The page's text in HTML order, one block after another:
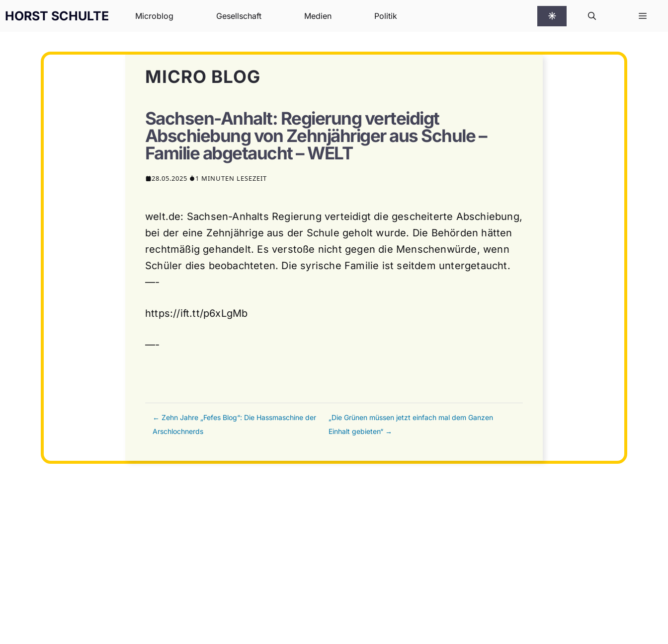
HORST SCHULTE Microblog Gesellschaft Medien Politik ☀
MICRO BLOG
Sachsen-Anhalt: Regierung verteidigt
Abschiebung von Zehnjähriger aus Schule –
Familie abgetaucht – WELT
28.05.2025 1 MINUTEN LESEZEIT
welt.de: Sachsen-Anhalts Regierung verteidigt die gescheiterte Abschiebung,
bei der eine Zehnjährige aus der Schule geholt wurde. Die Behörden hätten
rechtmäßig gehandelt. Es verstoße nicht gegen die Menschenwürde, wenn
Schüler dies beobachteten. Die syrische Familie ist seitdem untergetaucht.
—-
https://ift.tt/p6xLgMb
—-
← Zehn Jahre „Fefes Blog“: Die Hassmaschine der
Arschlochnerds
„Die Grünen müssen jetzt einfach mal dem Ganzen
Einhalt gebieten“ →